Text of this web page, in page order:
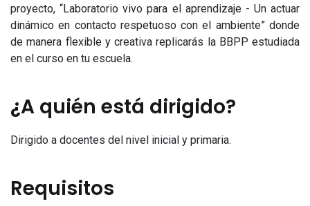
proyecto, “Laboratorio vivo para el aprendizaje - Un actuar
dinámico en contacto respetuoso con el ambiente” donde
de manera flexible y creativa replicarás la BBPP estudiada
en el curso en tu escuela.
¿A quién está dirigido?
Dirigido a docentes del nivel inicial y primaria.
Requisitos